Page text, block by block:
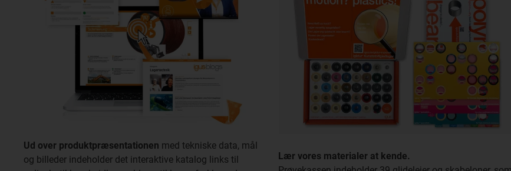
Ud over produktpræsentationen med tekniske data, mål
og billeder indeholder det interaktive katalog links til
Lær vores materialer at kende.